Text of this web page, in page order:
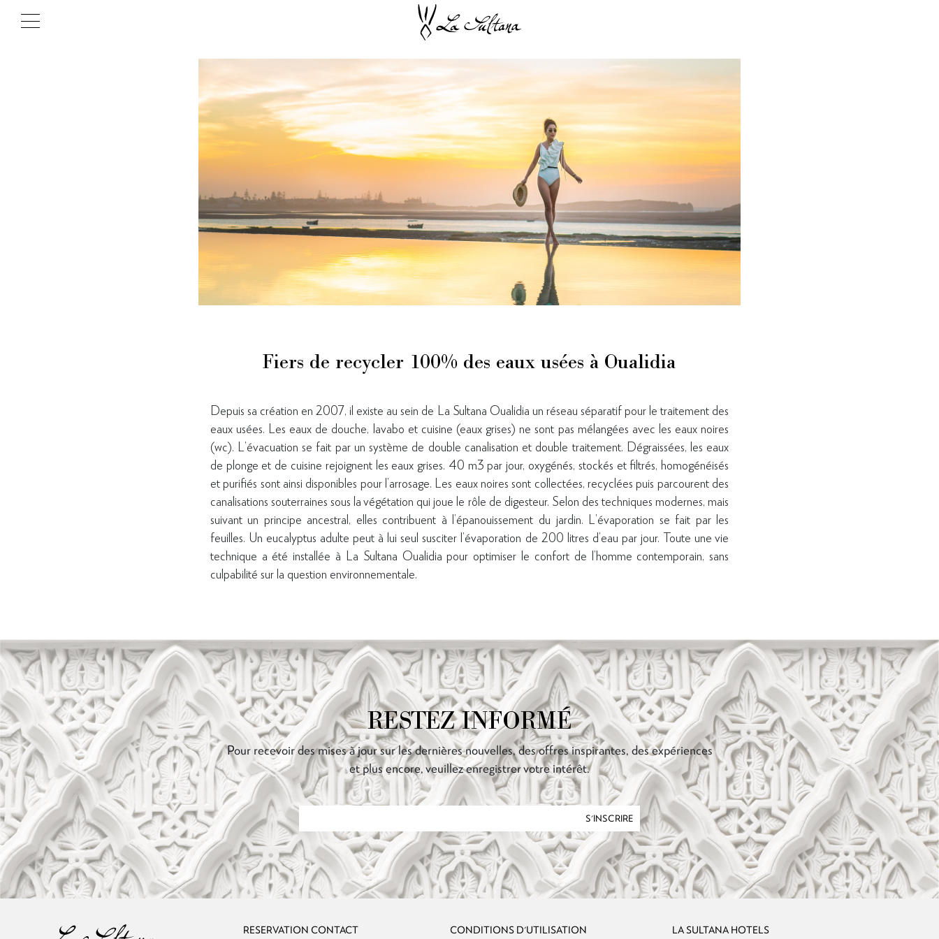
Fiers de recycler 100% des eaux usées à Oualidia
Depuis sa création en 2007, il existe au sein de La Sultana Oualidia un réseau séparatif pour le traitement des
eaux usées. Les eaux de douche, lavabo et cuisine (eaux grises) ne sont pas mélangées avec les eaux noires
(wc). L’évacuation se fait par un système de double canalisation et double traitement. Dégraissées, les eaux
de plonge et de cuisine rejoignent les eaux grises. 40 m3 par jour, oxygénés, stockés et filtrés, homogénéisés
et purifiés sont ainsi disponibles pour l’arrosage. Les eaux noires sont collectées, recyclées puis parcourent des
canalisations souterraines sous la végétation qui joue le rôle de digesteur. Selon des techniques modernes, mais
suivant un principe ancestral, elles contribuent à l’épanouissement du jardin. L’évaporation se fait par les
feuilles. Un eucalyptus adulte peut à lui seul susciter l’évaporation de 200 litres d’eau par jour. Toute une vie
technique a été installée à La Sultana Oualidia pour optimiser le confort de l’homme contemporain, sans
culpabilité sur la question environnementale.
RESTEZ INFORMÉ
Pour recevoir des mises à jour sur les dernières nouvelles, des offres inspirantes, des expériences
et plus encore, veuillez enregistrer votre intérêt.
S'INSCRIRE
RESERVATION CONTACT CONDITIONS D'UTILISATION LA SULTANA HOTELS